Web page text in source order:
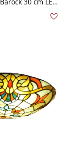
in Weißlicht